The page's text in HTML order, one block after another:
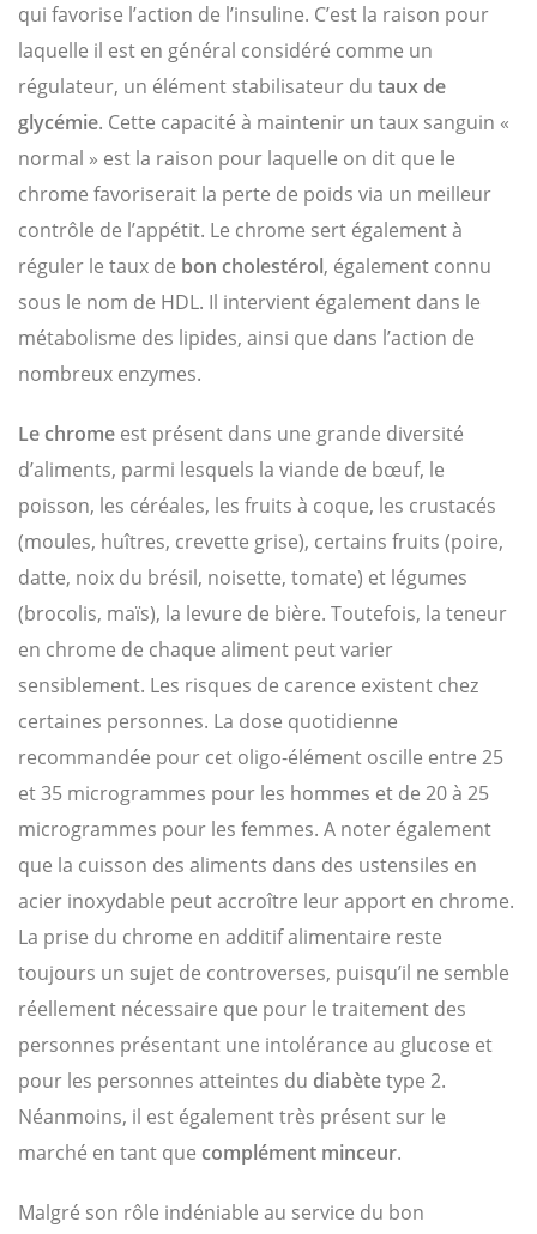
qui favorise l’action de l’insuline. C’est la raison pour
laquelle il est en général considéré comme un
régulateur, un élément stabilisateur du taux de
glycémie. Cette capacité à maintenir un taux sanguin «
normal » est la raison pour laquelle on dit que le
chrome favoriserait la perte de poids via un meilleur
contrôle de l’appétit. Le chrome sert également à
réguler le taux de bon cholestérol, également connu
sous le nom de HDL. Il intervient également dans le
métabolisme des lipides, ainsi que dans l’action de
nombreux enzymes.
Le chrome est présent dans une grande diversité
d’aliments, parmi lesquels la viande de bœuf, le
poisson, les céréales, les fruits à coque, les crustacés
(moules, huîtres, crevette grise), certains fruits (poire,
datte, noix du brésil, noisette, tomate) et légumes
(brocolis, maïs), la levure de bière. Toutefois, la teneur
en chrome de chaque aliment peut varier
sensiblement. Les risques de carence existent chez
certaines personnes. La dose quotidienne
recommandée pour cet oligo-élément oscille entre 25
et 35 microgrammes pour les hommes et de 20 à 25
microgrammes pour les femmes. A noter également
que la cuisson des aliments dans des ustensiles en
acier inoxydable peut accroître leur apport en chrome.
La prise du chrome en additif alimentaire reste
toujours un sujet de controverses, puisqu’il ne semble
réellement nécessaire que pour le traitement des
personnes présentant une intolérance au glucose et
pour les personnes atteintes du diabètetype 2.
Néanmoins, il est également très présent sur le
marché en tant que complément minceur.
Malgré son rôle indéniable au service du bon